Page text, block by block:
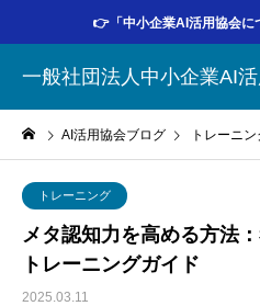
👉「中小企業AI活用協会に
一般社団法人中小企業AI
AI活用協会ブログ トレーニン
トレーニング
メタ認知力を高める方法
トレーニングガイド
2025.03.11